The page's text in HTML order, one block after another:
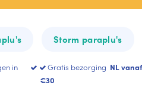
Storm paraplu's
in
Gratis bezorging NL
€30